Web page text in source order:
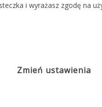
i wyrażasz zgodę na
Zmień ustawienia